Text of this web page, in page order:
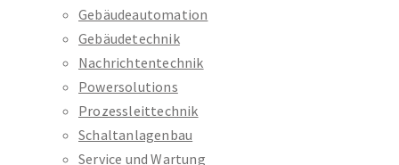
Gebäudeautomation
Gebäudetechnik
Nachrichtentechnik
Powersolutions
Prozessleittechnik
Schaltanlagenbau
Service und Wartung